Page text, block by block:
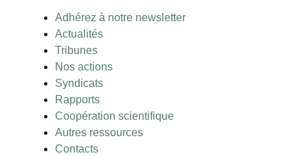
Adhérez à notre newsletter
Actualités
Tribunes
Nos actions
Syndicats
Rapports
Coopération scientifique
Autres ressources
Contacts